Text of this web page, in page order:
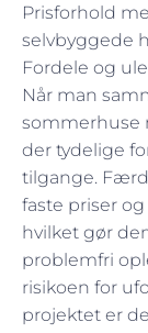
Prisforhold
selvbyggede
Fordele og
Når man
sommerhuse
der tydelige
tilgange.
faste priser
hvilket gør
problemfri
risikoen for
projektet er